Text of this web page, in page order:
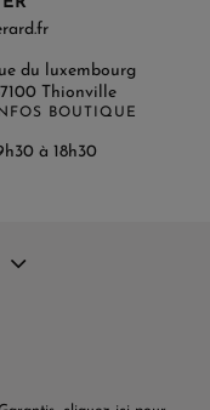
du luxembourg
Thionville
BOUTIQUE
à 18h30